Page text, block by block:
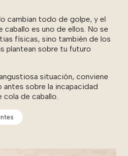
cambian todo de golpe, y el
es uno de ellos. No se
físicas, sino también de los
plantean sobre tu futuro
situación, conviene
sobre la incapacidad
cola de caballo.